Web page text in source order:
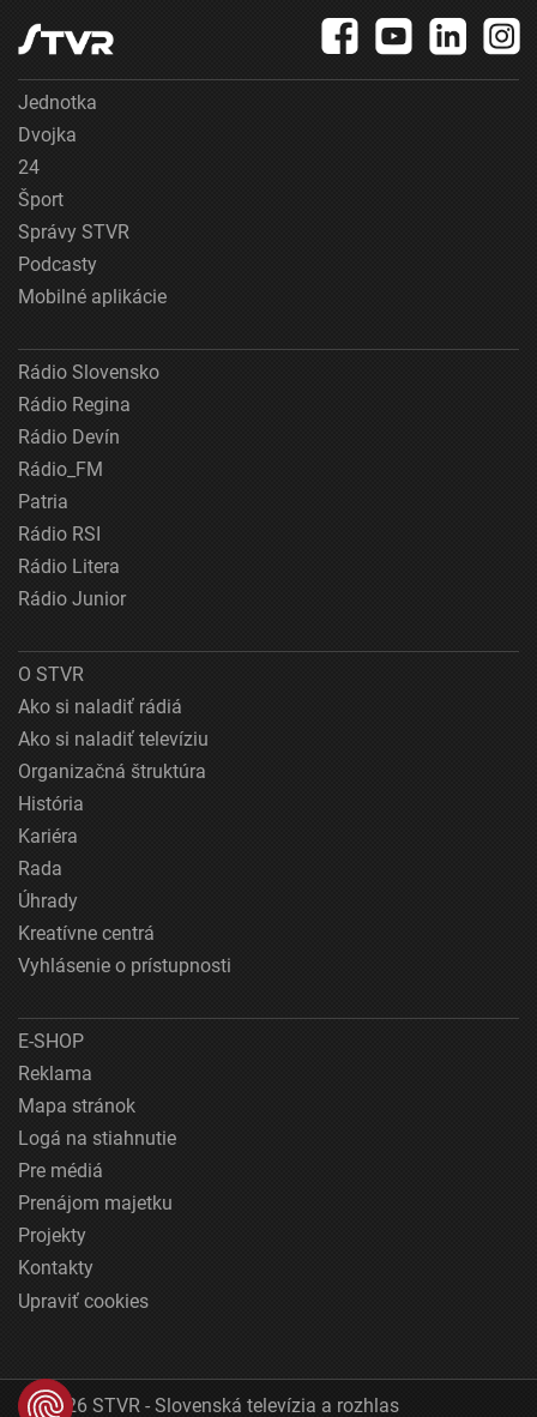
Jednotka
Dvojka
24
Šport
Správy STVR
Podcasty
Mobilné aplikácie
Rádio Slovensko
Rádio Regina
Rádio Devín
Rádio_FM
Patria
Rádio RSI
Rádio Litera
Rádio Junior
O STVR
Ako si naladiť rádiá
Ako si naladiť televíziu
Organizačná štruktúra
História
Kariéra
Rada
Úhrady
Kreatívne centrá
Vyhlásenie o prístupnosti
E-SHOP
Reklama
Mapa stránok
Logá na stiahnutie
Pre médiá
Prenájom majetku
Projekty
Kontakty
Upraviť cookies
© 2026 STVR - Slovenská televízia a rozhlas